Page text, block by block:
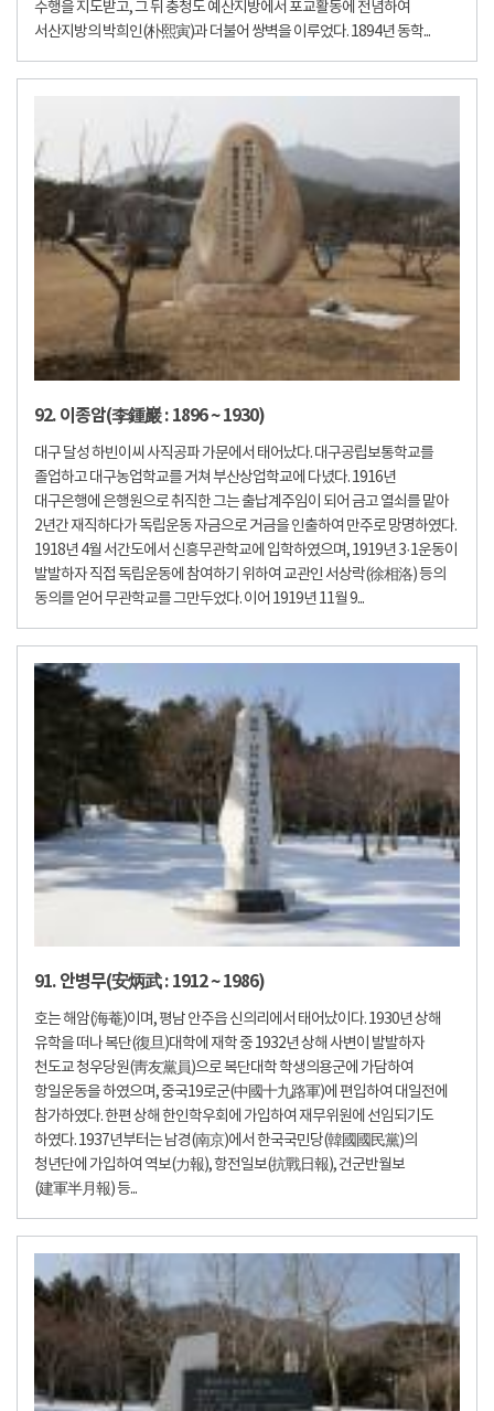
수행을 지도받고, 그 뒤 충청도 예산지방에서 포교활동에 전념하여
서산지방의 박희인(朴熙寅)과 더불어 쌍벽을 이루었다. 1894년 동학...
92. 이종암(李鍾巖 : 1896 ~ 1930)
대구 달성 하빈이씨 사직공파 가문에서 태어났다. 대구공립보통학교를
졸업하고 대구농업학교를 거쳐 부산상업학교에 다녔다. 1916년
대구은행에 은행원으로 취직한 그는 출납계주임이 되어 금고 열쇠를 맡아
2년간 재직하다가 독립운동 자금으로 거금을 인출하여 만주로 망명하였다.
1918년 4월 서간도에서 신흥무관학교에 입학하였으며, 1919년 3·1운동이
발발하자 직접 독립운동에 참여하기 위하여 교관인 서상락(徐相洛) 등의
동의를 얻어 무관학교를 그만두었다. 이어 1919년 11월 9...
91. 안병무(安炳武 : 1912 ~ 1986)
호는 해암(海菴)이며, 평남 안주읍 신의리에서 태어났이다. 1930년 상해
유학을 떠나 복단(復旦)대학에 재학 중 1932년 상해 사변이 발발하자
천도교 청우당원(靑友黨員)으로 복단대학 학생의용군에 가담하여
항일운동을 하였으며, 중국19로군(中國十九路軍)에 편입하여 대일전에
참가하였다. 한편 상해 한인학우회에 가입하여 재무위원에 선임되기도
하였다. 1937년부터는 남경(南京)에서 한국국민당(韓國國民黨)의
청년단에 가입하여 역보(力報), 항전일보(抗戰日報), 건군반월보
(建軍半月報) 등...